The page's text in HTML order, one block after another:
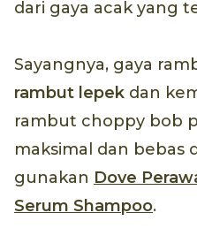
dari gaya acak yang
Sayangnya, gaya
rambut lepek dan
rambut choppy bob
maksimal dan bebas
gunakan Dove
Serum Shampoo.